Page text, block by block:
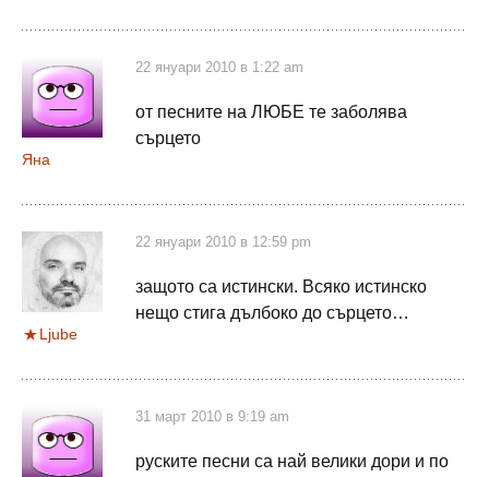
Яна
22 януари 2010 в 1:22 am
от песните на ЛЮБЕ те заболява
сърцето
Ljube
22 януари 2010 в 12:59 pm
защото са истински. Всяко истинско
нещо стига дълбоко до сърцето…
31 март 2010 в 9:19 am
руските песни са най велики дори и по